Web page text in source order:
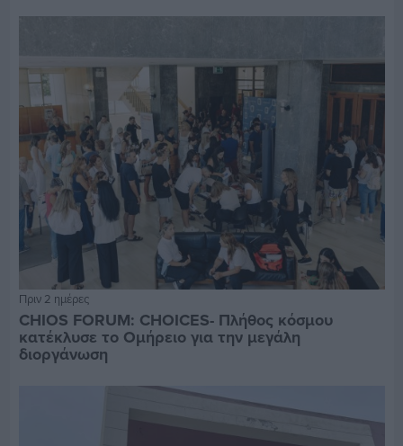
Πριν 2 ημέρες
CHIOS FORUM: CHOICES- Πλήθος κόσμου
κατέκλυσε το Ομήρειο για την μεγάλη
διοργάνωση